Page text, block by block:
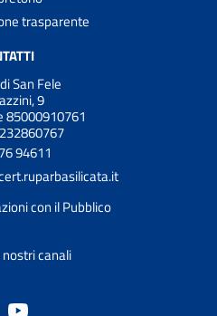
trasparente
San Fele
9
85000910761
94611
con il Pubblico
canali